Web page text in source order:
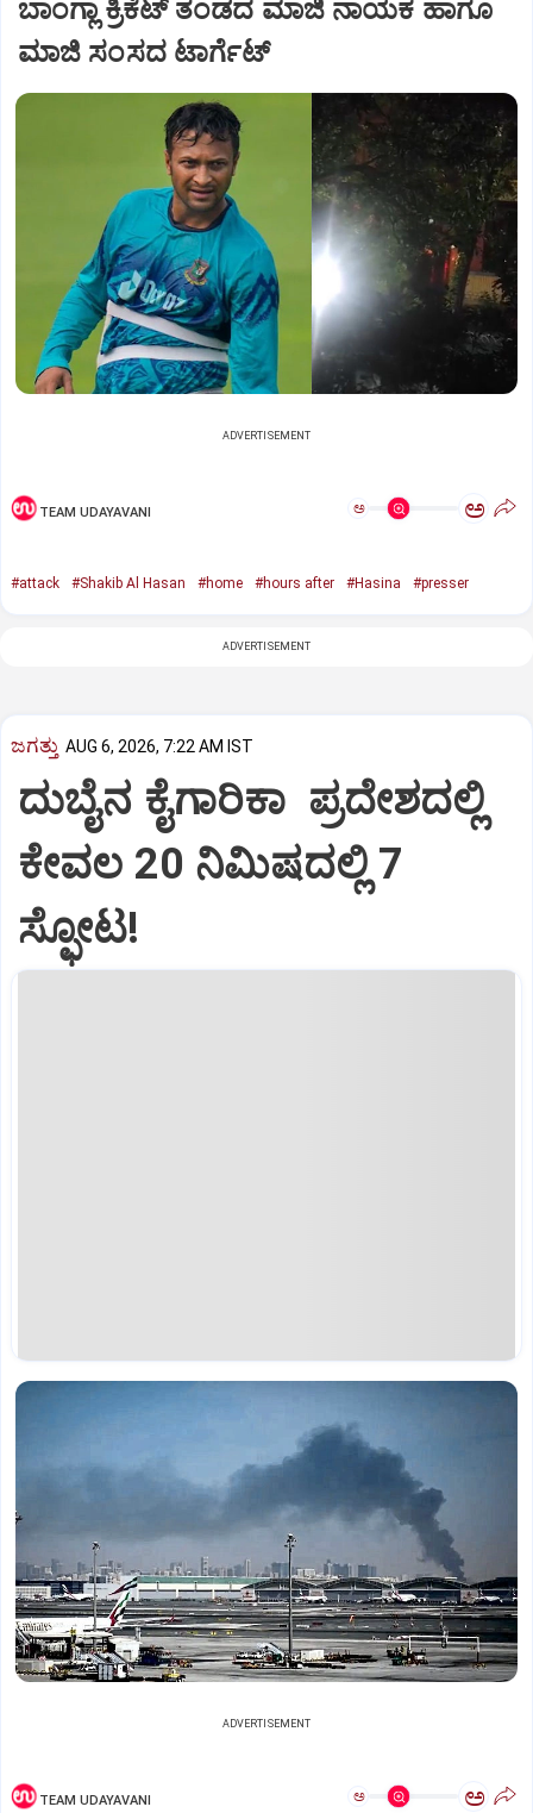
ಬಾಂಗ್ಲಾ ಕ್ರಿಕೆಟ್ ತಂಡದ ಮಾಜಿ ನಾಯಕ ಹಾಗೂ
ಮಾಜಿ ಸಂಸದ ಟಾರ್ಗೆಟ್
ADVERTISEMENT
TEAM UDAYAVANI ಅ ಅ
#attack #Shakib Al Hasan #home #hours after #Hasina #presser
ADVERTISEMENT
ಜಗತ್ತು AUG 6, 2026, 7:22 AM IST
ದುಬೈನ ಕೈಗಾರಿಕಾ ಪ್ರದೇಶದಲ್ಲಿ
ಕೇವಲ 20 ನಿಮಿಷದಲ್ಲಿ 7
ಸ್ಫೋಟ!
ADVERTISEMENT
TEAM UDAYAVANI ಅ ಅ